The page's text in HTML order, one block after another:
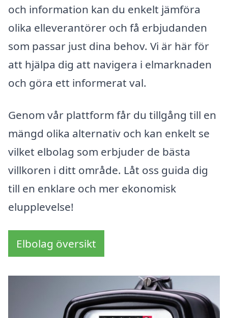
och information kan du enkelt jämföra
olika elleverantörer och få erbjudanden
som passar just dina behov. Vi är här för
att hjälpa dig att navigera i elmarknaden
och göra ett informerat val.
Genom vår plattform får du tillgång till en
mängd olika alternativ och kan enkelt se
vilket elbolag som erbjuder de bästa
villkoren i ditt område. Låt oss guida dig
till en enklare och mer ekonomisk
elupplevelse!
Elbolag översikt